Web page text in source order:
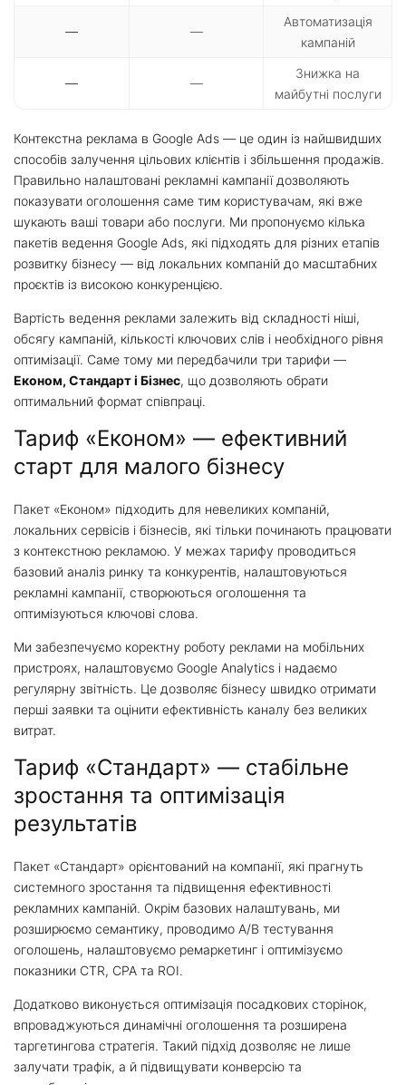
— —
Автоматизація
кампаній
— —
Знижка на
майбутні послуги
Контекстна реклама в Google Ads — це один із найшвидших
способів залучення цільових клієнтів і збільшення продажів.
Правильно налаштовані рекламні кампанії дозволяють
показувати оголошення саме тим користувачам, які вже
шукають ваші товари або послуги. Ми пропонуємо кілька
пакетів ведення Google Ads, які підходять для різних етапів
розвитку бізнесу — від локальних компаній до масштабних
проєктів із високою конкуренцією.
Вартість ведення реклами залежить від складності ніші,
обсягу кампаній, кількості ключових слів і необхідного рівня
оптимізації. Саме тому ми передбачили три тарифи —
Економ, Стандарт і Бізнес, що дозволяють обрати
оптимальний формат співпраці.
Тариф «Економ» — ефективний
старт для малого бізнесу
Пакет «Економ» підходить для невеликих компаній,
локальних сервісів і бізнесів, які тільки починають працювати
з контекстною рекламою. У межах тарифу проводиться
базовий аналіз ринку та конкурентів, налаштовуються
рекламні кампанії, створюються оголошення та
оптимізуються ключові слова.
Ми забезпечуємо коректну роботу реклами на мобільних
пристроях, налаштовуємо Google Analytics і надаємо
регулярну звітність. Це дозволяє бізнесу швидко отримати
перші заявки та оцінити ефективність каналу без великих
витрат.
Тариф «Стандарт» — стабільне
зростання та оптимізація
результатів
Пакет «Стандарт» орієнтований на компанії, які прагнуть
системного зростання та підвищення ефективності
рекламних кампаній. Окрім базових налаштувань, ми
розширюємо семантику, проводимо A/B тестування
оголошень, налаштовуємо ремаркетинг і оптимізуємо
показники CTR, CPA та ROI.
Додатково виконується оптимізація посадкових сторінок,
впроваджуються динамічні оголошення та розширена
таргетингова стратегія. Такий підхід дозволяє не лише
залучати трафік, а й підвищувати конверсію та